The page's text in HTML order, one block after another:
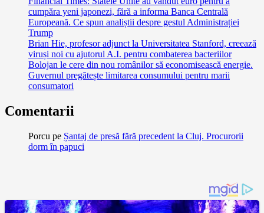
cumpăra yeni japonezi, fără a informa Banca Centrală
Europeană. Ce spun analiștii despre gestul Administrației
Trump
Brian Hie, profesor adjunct la Universitatea Stanford, creează
viruși noi cu ajutorul A.I. pentru combaterea bacteriilor
Bolojan le cere din nou românilor să economisească energie.
Guvernul pregătește limitarea consumului pentru marii
consumatori
Comentarii
Porcu pe Șantaj de presă fără precedent la Cluj. Procurorii
dorm în papuci